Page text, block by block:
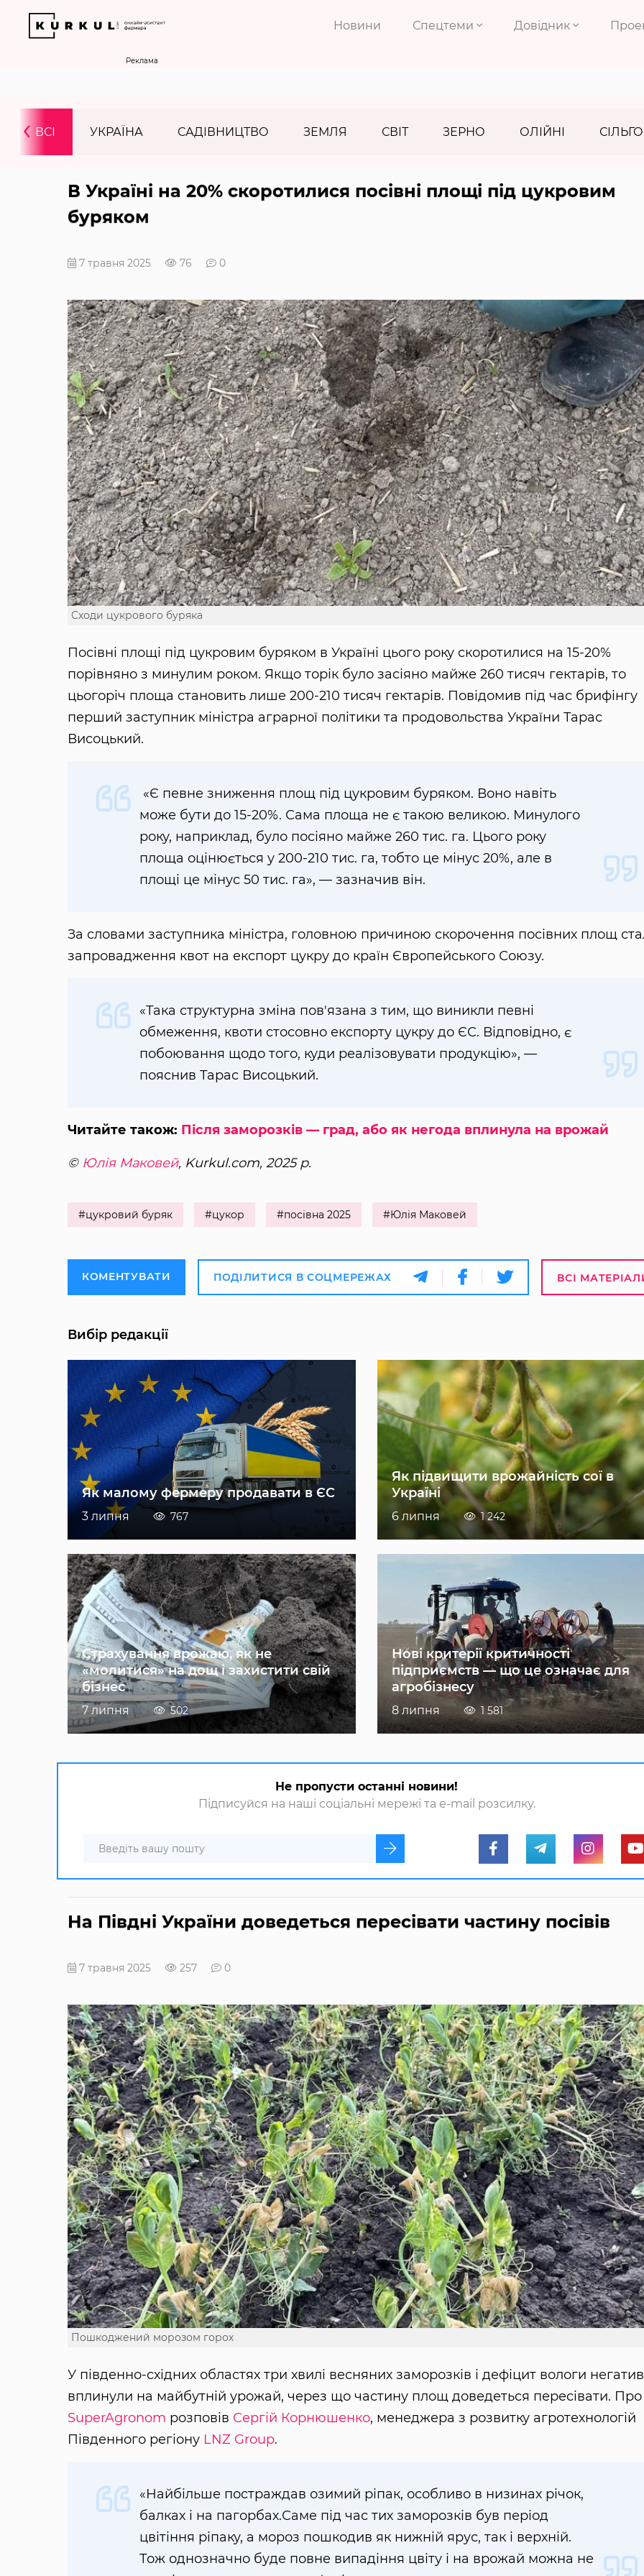
Новини Спецтеми Довідник
Реклама
ВСІ УКРАЇНА САДІВНИЦТВО ЗЕМЛЯ СВІТ ЗЕРНО ОЛІЙНІ
‹
В Україні на 20% скоротилися посівні площі під цукровим
буряком
7 травня 2025 76 0
Сходи цукрового буряка
Посівні площі під цукровим буряком в Україні цього року скоротилися на 15-20%
порівняно з минулим роком. Якщо торік було засіяно майже 260 тисяч гектарів, то
цьогоріч площа становить лише 200-210 тисяч гектарів. Повідомив під час брифінгу
перший заступник міністра аграрної політики та продовольства України Тарас
Висоцький.
«Є певне зниження площ під цукровим буряком. Воно навіть
може бути до 15-20%. Сама площа не є такою великою. Минулого
року, наприклад, було посіяно майже 260 тис. га. Цього року
площа оцінюється у 200-210 тис. га, тобто це мінус 20%, але в
площі це мінус 50 тис. га», — зазначив він.
За словами заступника міністра, головною причиною скорочення посівних площ
запровадження квот на експорт цукру до країн Європейського Союзу.
«Така структурна зміна пов'язана з тим, що виникли певні
обмеження, квоти стосовно експорту цукру до ЄС. Відповідно, є
побоювання щодо того, куди реалізовувати продукцію», —
пояснив Тарас Висоцький.
Читайте також: Після заморозків — град, або як негода вплинула на врожай
© Юлія Маковей, Kurkul.com, 2025 р.
#цукровий буряк #цукор #посівна 2025 #Юлія Маковей
КОМЕНТУВАТИ ПОДІЛИТИСЯ В СОЦМЕРЕЖАХ ВСІ
Вибір редакції
Як малому фермеру продавати в ЄС
3 липня 767
Як підвищити врожайність сої в
Україні
6 липня 1 242
Страхування врожаю, як не
«молитися» на дощ і захистити свій
бізнес
7 липня 502
Нові критерії критичності
підприємств — що це означає для
агробізнесу
8 липня 1 581
Не пропусти останні новини!
Підписуйся на наші соціальні мережі та e-mail розсилку.
На Півдні України доведеться пересівати частину посівів
7 травня 2025 257 0
Пошкоджений морозом горох
У південно-східних областях три хвилі весняних заморозків і дефіцит вологи
вплинули на майбутній урожай, через що частину площ доведеться пересівати.
SuperAgronom розповів Сергій Корнюшенко, менеджера з розвитку агротехнологій
Південного регіону LNZ Group.
«Найбільше постраждав озимий ріпак, особливо в низинах річок,
балках і на пагорбах.Саме під час тих заморозків був період
цвітіння ріпаку, а мороз пошкодив як нижній ярус, так і верхній.
Тож однозначно буде повне випадіння цвіту і на врожай можна не